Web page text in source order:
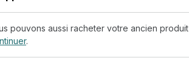
pouvons aussi racheter votre ancien produit
.